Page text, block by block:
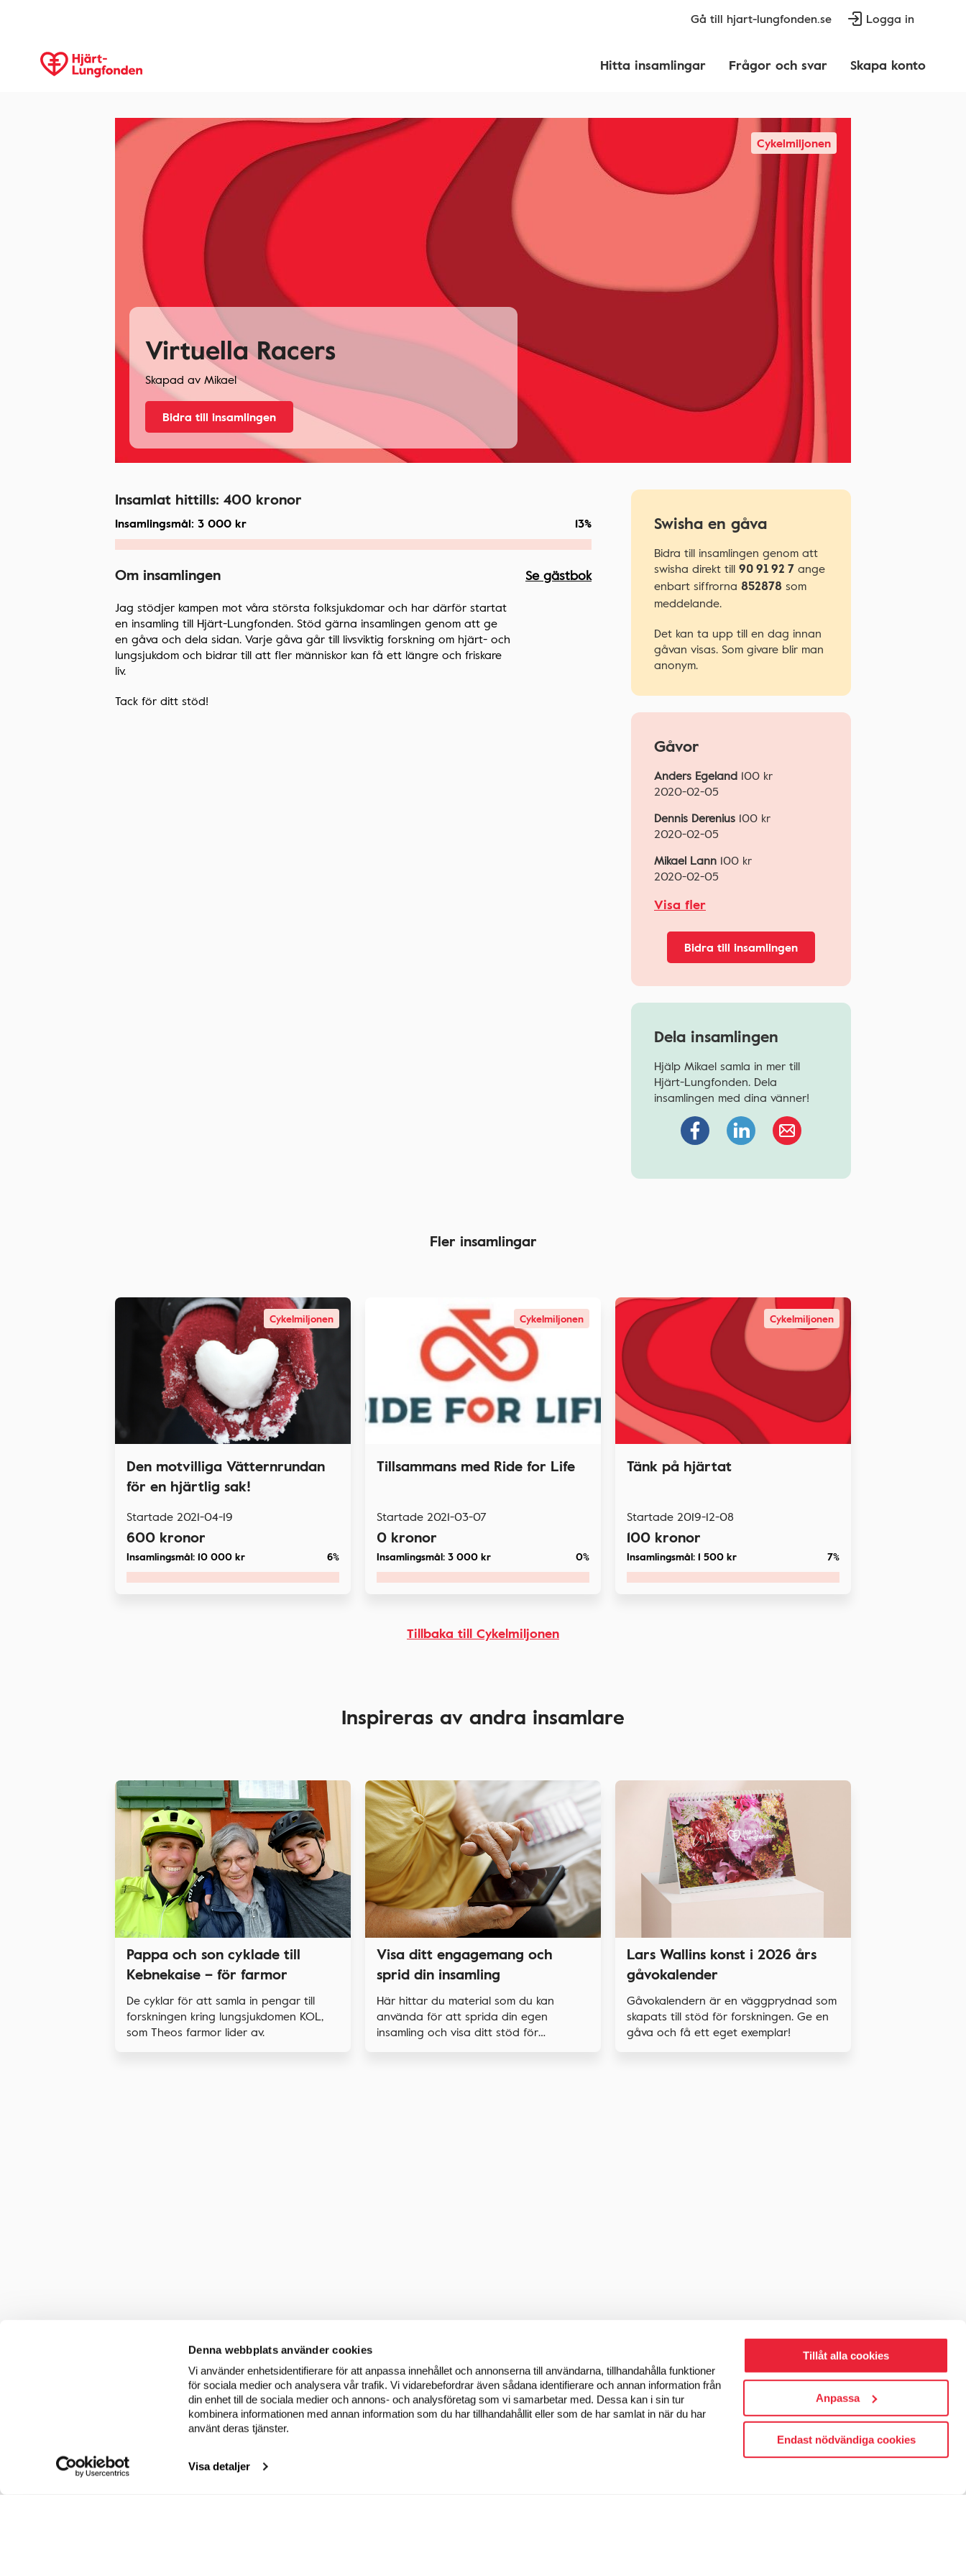
Denna webbplats använder cookies
Vi använder enhetsidentifierare för att anpassa innehållet och annonserna till användarna, tillhandahålla funktioner
för sociala medier och analysera vår trafik. Vi vidarebefordrar även sådana identifierare och annan information från
din enhet till de sociala medier och annons- och analysföretag som vi samarbetar med. Dessa kan i sin tur
kombinera informationen med annan information som du har tillhandahållit eller som de har samlat in när du har
använt deras tjänster.
Visa detaljer
Tillåt alla cookies
Anpassa
Endast nödvändiga cookies
Gå till hjart-lungfonden.se Logga in
Hitta insamlingar Frågor och svar Skapa konto
Cykelmiljonen
Virtuella Racers
Skapad av Mikael
Bidra till insamlingen
Insamlat hittills: 400 kronor
Insamlingsmål: 3 000 kr 13%
Om insamlingen Se gästbok
Jag stödjer kampen mot våra största folksjukdomar och har därför startat
en insamling till Hjärt-Lungfonden. Stöd gärna insamlingen genom att ge
en gåva och dela sidan. Varje gåva går till livsviktig forskning om hjärt- och
lungsjukdom och bidrar till att fler människor kan få ett längre och friskare
liv.
Tack för ditt stöd!
Swisha en gåva
Bidra till insamlingen genom att
swisha direkt till 90 91 92 7 ange
enbart siffrorna 852878 som
meddelande.
Det kan ta upp till en dag innan
gåvan visas. Som givare blir man
anonym.
Gåvor
Anders Egeland 100 kr
2020-02-05
Dennis Derenius 100 kr
2020-02-05
Mikael Lann 100 kr
2020-02-05
Visa fler
Bidra till insamlingen
Dela insamlingen
Hjälp Mikael samla in mer till
Hjärt-Lungfonden. Dela
insamlingen med dina vänner!
Fler insamlingar
Cykelmiljonen
Den motvilliga Vätternrundan
för en hjärtlig sak!
Startade 2021-04-19
600 kronor
Insamlingsmål: 10 000 kr 6%
Cykelmiljonen
Tillsammans med Ride for Life
Startade 2021-03-07
0 kronor
Insamlingsmål: 3 000 kr 0%
Cykelmiljonen
Tänk på hjärtat
Startade 2019-12-08
100 kronor
Insamlingsmål: 1 500 kr 7%
Tillbaka till Cykelmiljonen
Inspireras av andra insamlare
Pappa och son cyklade till
Kebnekaise – för farmor
De cyklar för att samla in pengar till
forskningen kring lungsjukdomen KOL,
som Theos farmor lider av.
Visa ditt engagemang och
sprid din insamling
Här hittar du material som du kan
använda för att sprida din egen
insamling och visa ditt stöd för
Lars Wallins konst i 2026 års
gåvokalender
Gåvokalendern är en väggprydnad som
skapats till stöd för forskningen. Ge en
gåva och få ett eget exemplar!